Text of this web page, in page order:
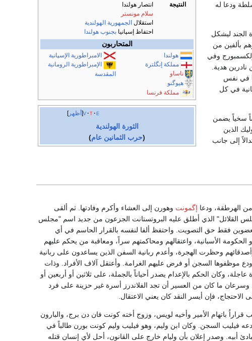
النتيجة
انتصار هولندا
سلام مونستر
استقلال الجمهورية الهولندية
احتفاظ إسپانيا بجنوب هولندا
المتحاربون
هولندا
مملكة إنگلترة
ناساو
هيوگنو
مملكة فرنسا
الامبراطورية الإسپانية
الإمبراطورية الرومانية
المقدسة
أظهر v t e
الثورة الهولندية
(حرب الثمانين عام)
ودعا له
الجند ليشكل
بألفين من
وفي
نادرين هدية.
في نفس
في كل
سخياً يضمن
الذين
إلى جانب
الهرطقة، ودعا إگمونت وهورن إلى العشاء وأكرم وفادتها. ثم ألقى
مشددة إلى أحد الحصون في غنت (7 سبتمبر) وعين "مجلس القلائل" الذي أطلق عليه البروتستانت الجزعون من جديد اسم "مجلس
فقط حق التصويت. واحتفظ ألفا لنفسه بالقرار الحاسم في أي
الأسبانية، واعتقالهم ومحاكمتهم سراً، ومعاقبة من يحكم عليهم
وحظرت الهجرة، وأعدم ربانية السفن الذين يساعدون على ربانية
وأودع موظفوها السجن أو فرض عليهم الغرامة. وأعتقل آلاف الأفراد. وذات
قصيرة عاجلة، وكان الحكم بالإعدام يصدر أحياناً بالجملة، على ثلاثين أو أربعين أو
. وسرعان ما كان من العسير أن تجد الفلاندرز أسرة غير حزينة على فرد
فإن أيسر النقد كان يعني الاعتقال.
باتهام الأمير وأخيه لويس، وزوج أخته كونت فان دن برج، والبارون
فيليب السجن. وكان ابن وليم، وهو فيليب وليم كونت بورن طالباً في
أبيه. وصدر إعلان بأن وليام خارج على القانون، أحل لأي إنسان قتله